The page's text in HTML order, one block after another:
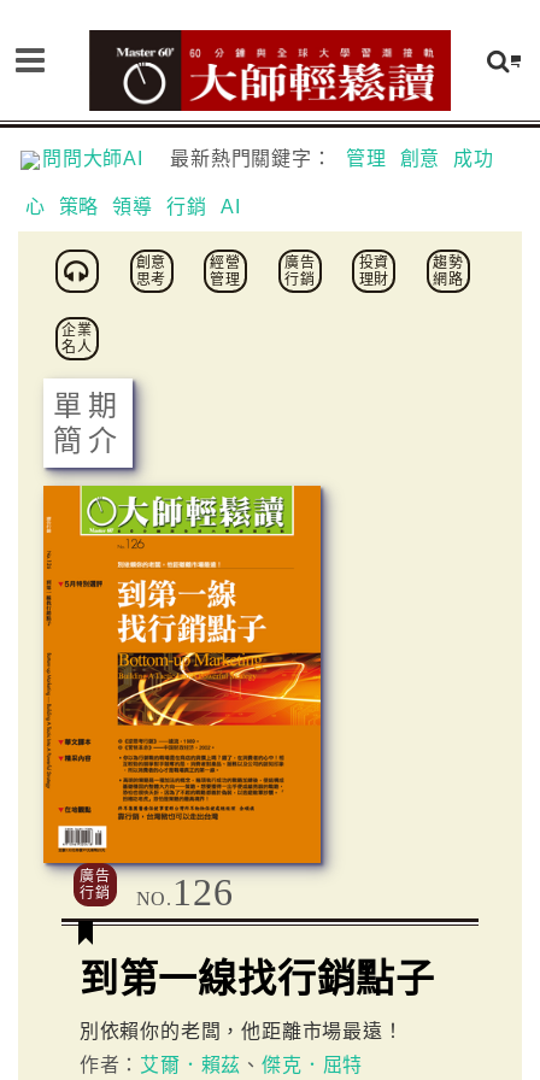
問問大師AI 最新熱門關鍵字： 管理 創意 成功
心 策略 領導 行銷 AI
創意
思考
經營
管理
廣告
行銷
投資
理財
趨勢
網路
企業
名人
單期
簡介
廣告
行銷
NO. 126
到第一線找行銷點子
別依賴你的老闆，他距離市場最遠！
作者： 艾爾．賴茲 、傑克．屈特